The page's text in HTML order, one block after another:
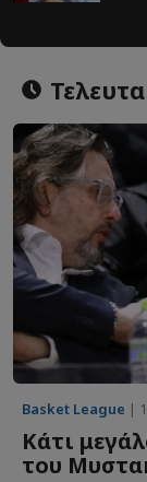
Basket League |
Κάτι
του